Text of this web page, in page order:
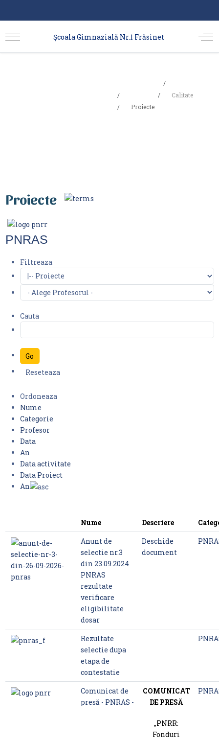
Școala Gimnazială Nr.1 Frăsinet
Calitate
Proiecte
Proiecte
PNRAS
Filtreaza
Cauta
Ordoneaza
Nume
Categorie
Profesor
Data
An
Data activitate
Data Proiect
An
Nume Descriere
Anunt de
selectie nr.3
din 23.09.2024
PNRAS
rezultate
verificare
eligibilitate
dosar
Deschide
document
Rezultate
selectie dupa
etapa de
contestatie
Comunicat de
presă - PNRAS -
COMUNICAT
DE PRESĂ
„PNRR:
Fonduri